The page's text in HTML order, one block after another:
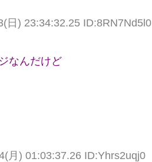
日) 23:34:32.25 ID:8RN7Nd5l0
なんだけど
月) 01:03:37.26 ID:Yhrs2uqj0